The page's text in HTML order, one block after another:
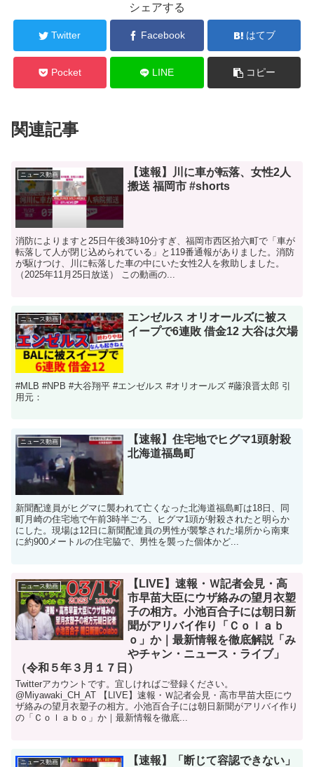
シェアする
Twitter Facebook はてブ
Pocket LINE コピー
関連記事
ニュース動画
【速報】川に車が転落、女性2人
搬送 福岡市 #shorts
消防によりますと25日午後3時10分すぎ、福岡市西区拾六町で「車が
転落して人が閉じ込められている」と119番通報がありました。消防
が駆けつけ、川に転落した車の中にいた女性2人を救助しました。
（2025年11月25日放送） この動画の...
ニュース動画
エンゼルス オリオールズに被ス
イープで6連敗 借金12 大谷は欠場
#MLB #NPB #大谷翔平 #エンゼルス #オリオールズ #藤浪晋太郎 引
用元：
ニュース動画
【速報】住宅地でヒグマ1頭射殺
北海道福島町
新聞配達員がヒグマに襲われて亡くなった北海道福島町は18日、同
町月崎の住宅地で午前3時半ごろ、ヒグマ1頭が射殺されたと明らか
にした。現場は12日に新聞配達員の男性が襲撃された場所から南東
に約900メートルの住宅脇で、男性を襲った個体かど...
ニュース動画
【LIVE】速報・Ｗ記者会見・高
市早苗大臣にウザ絡みの望月衣塑
子の相方。小池百合子には朝日新
聞がアリバイ作り「Ｃｏｌａｂ
ｏ」か｜最新情報を徹底解説「み
やチャン・ニュース・ライブ」
（令和５年３月１７日）
Twitterアカウントです。宜しければご登録ください。
@Miyawaki_CH_AT 【LIVE】速報・Ｗ記者会見・高市早苗大臣にウ
ザ絡みの望月衣塑子の相方。小池百合子には朝日新聞がアリバイ作り
の「Ｃｏｌａｂｏ」か｜最新情報を徹底...
ニュース動画
【速報】「断じて容認できない」